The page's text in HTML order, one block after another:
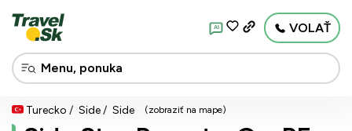
AI VOLAŤ
Turecko Side Side (zobraziť na mape)